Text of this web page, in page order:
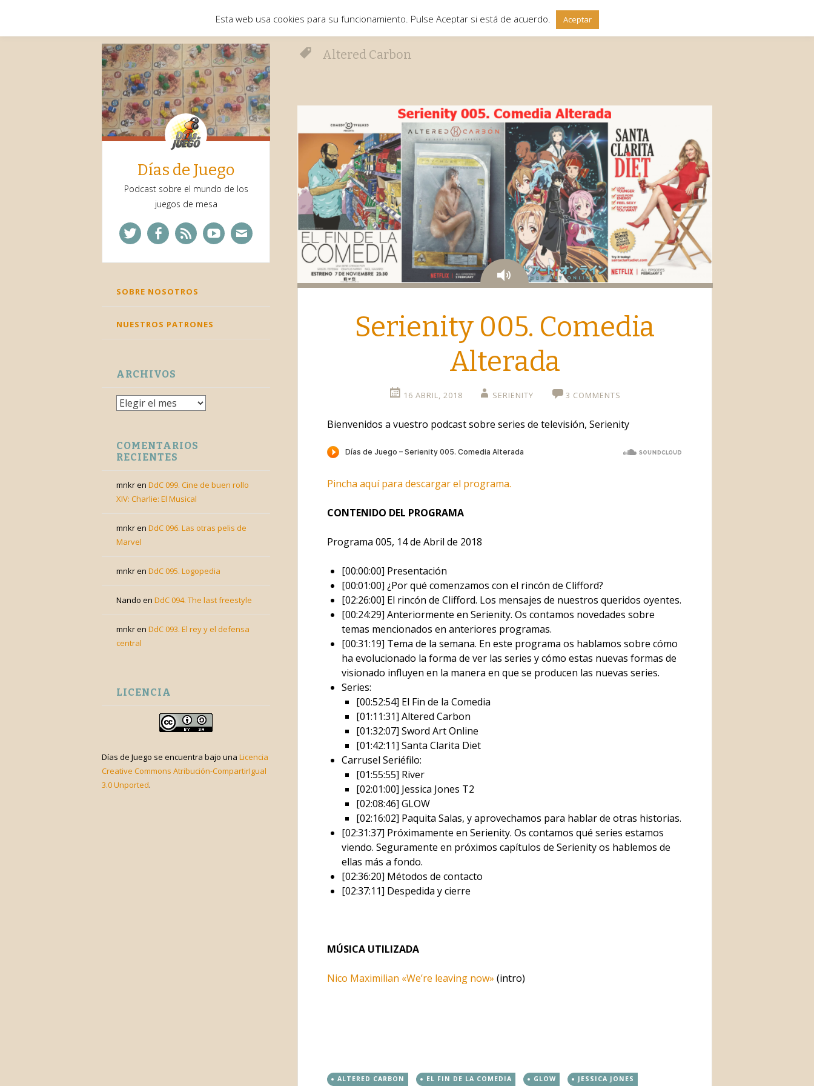
Días de Juego
Podcast sobre el mundo de los
juegos de mesa
SKIP
SOBRE NOSOTROS
NUESTROS PATRONES
ARCHIVOS
Archivos
COMENTARIOS
RECIENTES
mnkren DdC 099. Cine de buen rollo
XIV: Charlie: El Musical
mnkren DdC 096. Las otras pelis de
Marvel
mnkren DdC 095. Logopedia
Nando en DdC 094. The last freestyle
mnkren DdC 093. El rey y el defensa
central
LICENCIA
Días de Juego se encuentra bajo una Licencia
Creative Commons Atribución-CompartirIgual
3.0 Unported.
Altered Carbon
Audio
Serienity 005. Comedia
Alterada
16 ABRIL, 2018 SERIENITY 3 COMMENTS
Bienvenidos a vuestro podcast sobre series de televisión, Serienity
Pincha aquí para descargar el programa.
CONTENIDO DEL PROGRAMA
Programa 005, 14 de Abril de 2018
[00:00:00] Presentación
[00:01:00] ¿Por qué comenzamos con el rincón de Clifford?
[02:26:00] El rincón de Clifford. Los mensajes de nuestros queridos oyentes.
[00:24:29] Anteriormente en Serienity. Os contamos novedades sobre
temas mencionados en anteriores programas.
[00:31:19] Tema de la semana. En este programa os hablamos sobre cómo
ha evolucionado la forma de ver las series y cómo estas nuevas formas de
visionado influyen en la manera en que se producen las nuevas series.
Series:
[00:52:54] El Fin de la Comedia
[01:11:31] Altered Carbon
[01:32:07] Sword Art Online
[01:42:11] Santa Clarita Diet
Carrusel Seriéfilo:
[01:55:55] River
[02:01:00] Jessica Jones T2
[02:08:46] GLOW
[02:16:02] Paquita Salas, y aprovechamos para hablar de otras historias.
[02:31:37] Próximamente en Serienity. Os contamos qué series estamos
viendo. Seguramente en próximos capítulos de Serienity os hablemos de
ellas más a fondo.
[02:36:20] Métodos de contacto
[02:37:11] Despedida y cierre
MÚSICA UTILIZADA
Nico Maximilian «We’re leaving now» (intro)
ALTERED CARBON EL FIN DE LA COMEDIA GLOW JESSICA JONES
Esta web usa cookies para su funcionamiento. Pulse Aceptar si está de acuerdo. Aceptar